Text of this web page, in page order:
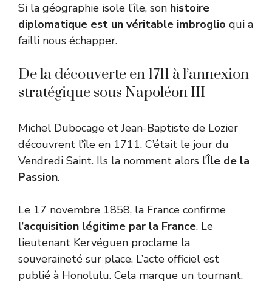
Si la géographie isole l’île, son histoire
diplomatique est un véritable imbroglio qui a
failli nous échapper.
De la découverte en 1711 à l’annexion
stratégique sous Napoléon III
Michel Dubocage et Jean-Baptiste de Lozier
découvrent l’île en 1711. C’était le jour du
Vendredi Saint. Ils la nomment alors l’Île de la
Passion.
Le 17 novembre 1858, la France confirme
l’acquisition légitime par la France. Le
lieutenant Kervéguen proclame la
souveraineté sur place. L’acte officiel est
publié à Honolulu. Cela marque un tournant.